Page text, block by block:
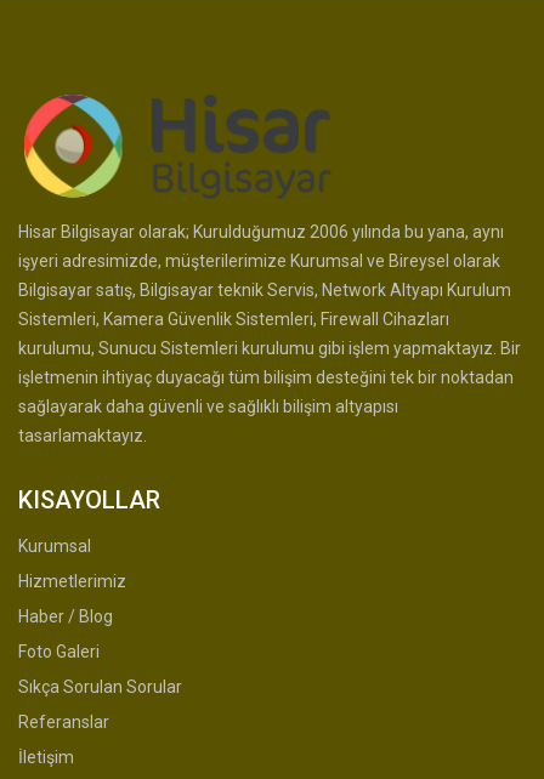
Hisar Bilgisayar olarak; Kurulduğumuz 2006 yılında bu yana, aynı
işyeri adresimizde, müşterilerimize Kurumsal ve Bireysel olarak
Bilgisayar satış, Bilgisayar teknik Servis, Network Altyapı Kurulum
Sistemleri, Kamera Güvenlik Sistemleri, Firewall Cihazları
kurulumu, Sunucu Sistemleri kurulumu gibi işlem yapmaktayız. Bir
işletmenin ihtiyaç duyacağı tüm bilişim desteğini tek bir noktadan
sağlayarak daha güvenli ve sağlıklı bilişim altyapısı
tasarlamaktayız.
KISAYOLLAR
Kurumsal
Hizmetlerimiz
Haber / Blog
Foto Galeri
Sıkça Sorulan Sorular
Referanslar
İletişim